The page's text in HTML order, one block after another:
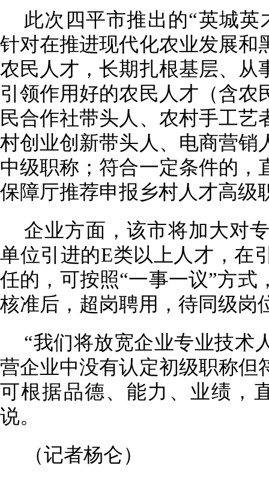
此次四平市推出的“英城
针对在推进现代化农业发展和
农民人才，长期扎根基层、从
引领作用好的农民人才（含农
民合作社带头人、农村手工
村创业创新带头人、电商营销
中级职称；符合一定条件的，
保障厅推荐申报乡村人才高级
企业方面，该市将加大对
单位引进的E类以上人才，在
任的，可按照“一事一议”方
核准后，超岗聘用，待同级岗
“我们将放宽企业专业技术
营企业中没有认定初级职称但
可根据品德、能力、业绩，
说。
（记者杨仑）